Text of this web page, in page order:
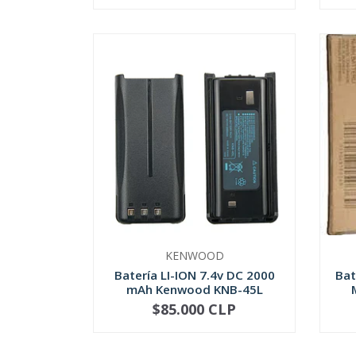
KENWOOD
Baterí­a LI-ION 7.4v DC 2000
mAh Kenwood KNB-45L
+
$85.000 CLP